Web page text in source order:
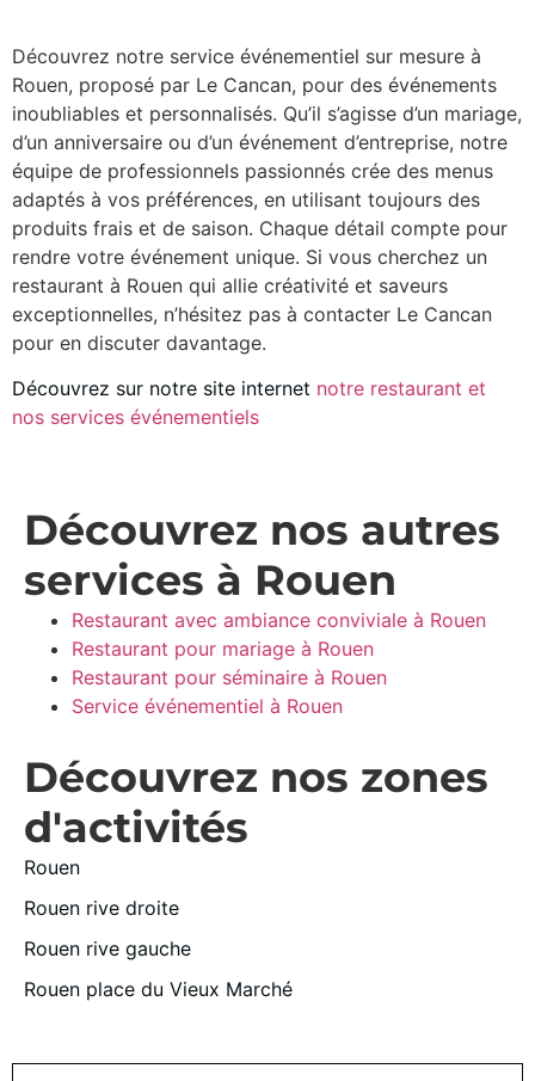
Découvrez notre service événementiel sur mesure à
Rouen, proposé par Le Cancan, pour des événements
inoubliables et personnalisés. Qu’il s’agisse d’un mariage,
d’un anniversaire ou d’un événement d’entreprise, notre
équipe de professionnels passionnés crée des menus
adaptés à vos préférences, en utilisant toujours des
produits frais et de saison. Chaque détail compte pour
rendre votre événement unique. Si vous cherchez un
restaurant à Rouen qui allie créativité et saveurs
exceptionnelles, n’hésitez pas à contacter Le Cancan
pour en discuter davantage.
Découvrez sur notre site internet notre restaurant et
nos services événementiels
Découvrez nos autres
services à Rouen
Restaurant avec ambiance conviviale à Rouen
Restaurant pour mariage à Rouen
Restaurant pour séminaire à Rouen
Service événementiel à Rouen
Découvrez nos zones
d'activités
Rouen
Rouen rive droite
Rouen rive gauche
Rouen place du Vieux Marché